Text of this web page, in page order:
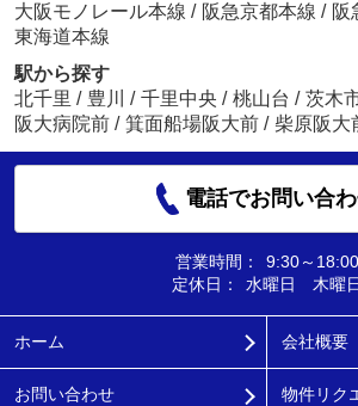
大阪モノレール本線 / 阪急京都本線 / 阪
東海道本線
駅から探す
北千里 / 豊川 / 千里中央 / 桃山台 / 茨木
阪大病院前 / 箕面船場阪大前 / 柴原阪大
電話でお問い合
営業時間：
9:30～18:00
定休日：
水曜日 木曜
ホーム 会社概要
お問い合わせ 物件リク